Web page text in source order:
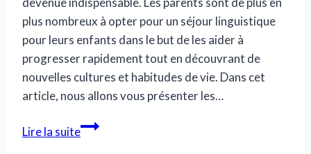
plus nombreux à opter pour un séjour linguistique
pour leurs enfants dans le but de les aider à
progresser rapidement tout en découvrant de
nouvelles cultures et habitudes de vie. Dans cet
article, nous allons vous présenter les…
Lire la suiteLes